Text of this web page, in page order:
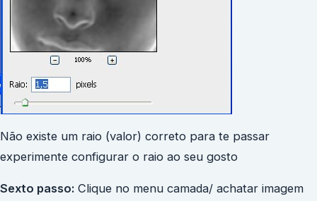
Não existe um raio (valor) correto para te passar
experimente configurar o raio ao seu gosto
Sexto passo: Clique no menu camada/ achatar imagem